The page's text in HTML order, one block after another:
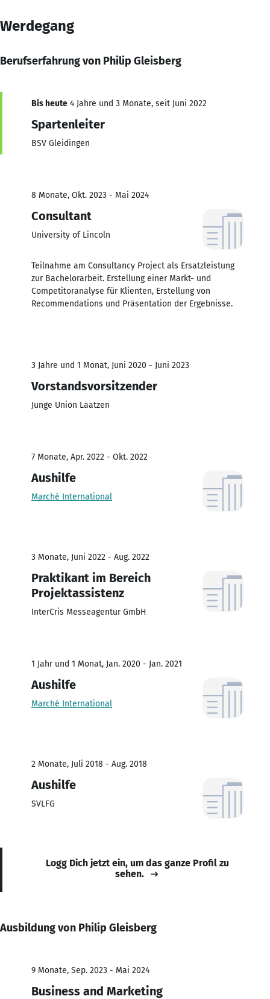
Werdegang
Berufserfahrung von Philip Gleisberg
Bis heute 4 Jahre und 3 Monate, seit Juni 2022
Spartenleiter
BSV Gleidingen
8 Monate, Okt. 2023 - Mai 2024
Consultant
University of Lincoln
Teilnahme am Consultancy Project als Ersatzleistung
zur Bachelorarbeit. Erstellung einer Markt- und
Competitoranalyse für Klienten, Erstellung von
Recommendations und Präsentation der Ergebnisse.
3 Jahre und 1 Monat, Juni 2020 - Juni 2023
Vorstandsvorsitzender
Junge Union Laatzen
7 Monate, Apr. 2022 - Okt. 2022
Aushilfe
Marché International
3 Monate, Juni 2022 - Aug. 2022
Praktikant im Bereich
Projektassistenz
InterCris Messeagentur GmbH
1 Jahr und 1 Monat, Jan. 2020 - Jan. 2021
Aushilfe
Marché International
2 Monate, Juli 2018 - Aug. 2018
Aushilfe
SVLFG
Logg Dich jetzt ein, um das ganze Profil zu
sehen.
Ausbildung von Philip Gleisberg
9 Monate, Sep. 2023 - Mai 2024
Business and Marketing